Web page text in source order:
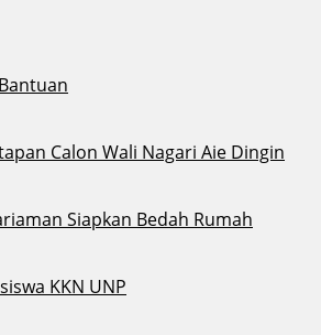
Calon Wali Nagari Aie Dingin
Siapkan Bedah Rumah
KKN UNP